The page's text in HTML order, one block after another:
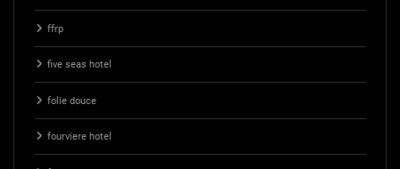
ffrp
five seas hotel
folie douce
fourviere hotel